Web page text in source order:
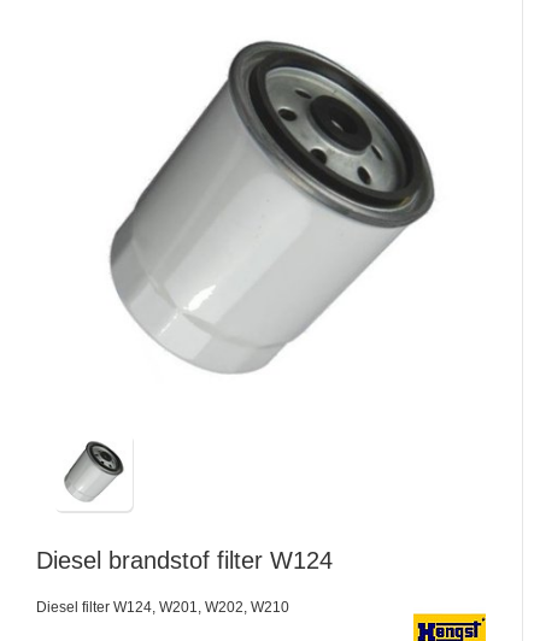
Diesel brandstof filter W124
Diesel filter W124, W201, W202, W210